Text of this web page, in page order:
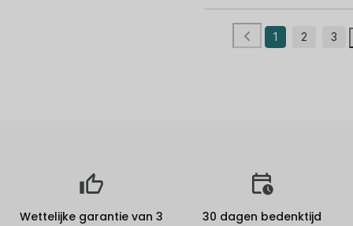
1 2 3
Wettelijke garantie van 3
30 dagen bedenktijd